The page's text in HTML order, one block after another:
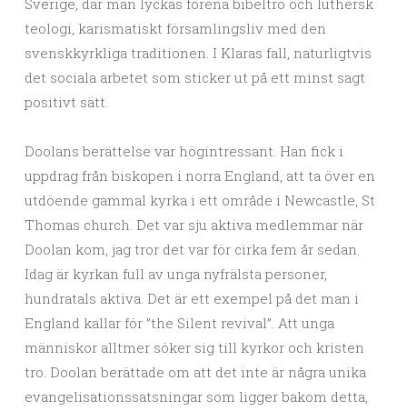
Sverige, där man lyckas förena bibeltro och luthersk
teologi, karismatiskt församlingsliv med den
svenskkyrkliga traditionen. I Klaras fall, naturligtvis
det sociala arbetet som sticker ut på ett minst sagt
positivt sätt.
Doolans berättelse var högintressant. Han fick i
uppdrag från biskopen i norra England, att ta över en
utdöende gammal kyrka i ett område i Newcastle, St
Thomas church. Det var sju aktiva medlemmar när
Doolan kom, jag tror det var för cirka fem år sedan.
Idag är kyrkan full av unga nyfrälsta personer,
hundratals aktiva. Det är ett exempel på det man i
England kallar för ”the Silent revival”. Att unga
människor alltmer söker sig till kyrkor och kristen
tro. Doolan berättade om att det inte är några unika
evangelisationssatsningar som ligger bakom detta,